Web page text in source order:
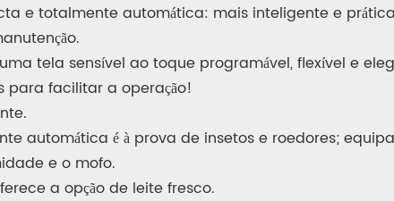
e totalmente automática: mais inteligente e
tela sensível ao toque programável, flexível e
para facilitar a operação!
automática é à prova de insetos e roedores;
e o mofo.
a opção de leite fresco.